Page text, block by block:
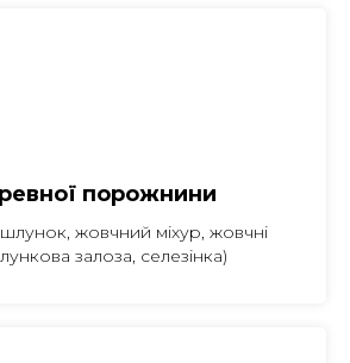
порожнини
жовчний міхур, жовчні
залоза, селезінка)